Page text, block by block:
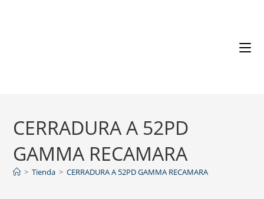
CERRADURA A 52PD
GAMMA RECAMARA
> Tienda > CERRADURA A 52PD GAMMA RECAMARA